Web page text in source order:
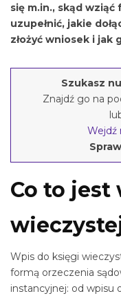
się m.in., skąd
uzupełnić, jakie
złożyć wniosek i jak
Szukasz
Znajdź go na
Wejdź
Co to jest
Wpis do księgi
formą orzeczenia
instancyjnej: od wpisu